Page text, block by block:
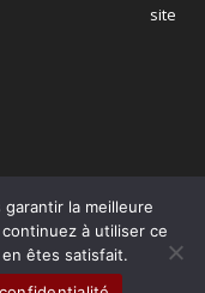
site
la meilleure
à utiliser ce
êtes satisfait.